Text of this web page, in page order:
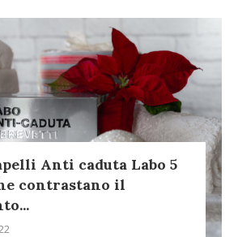
Anti caduta Labo 5
contrastano il